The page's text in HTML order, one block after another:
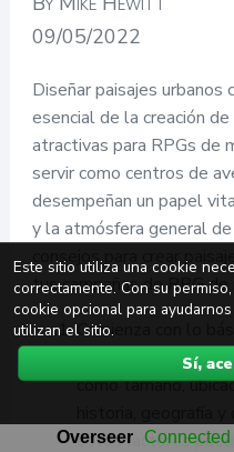
09/05/2022
Diseñar paisajes urbanos
esencial de la creación
atractivas para RPGs de
servir como centros de
desempeñan un papel
y la atmósfera general
consejos para crear
tus campañas de RPG de
Comienza con lo
empieza con las
como tamaño,
historia, geografía y
estos factores
Este sitio utiliza una cookie
correctamente. Con su
cookie opcional para
utilizan el sitio.
Sí,